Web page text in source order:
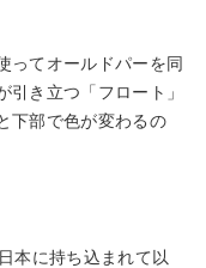
ってオールドパーを同
き立つ「フロート」
下部で色が変わるの
本に持ち込まれて以